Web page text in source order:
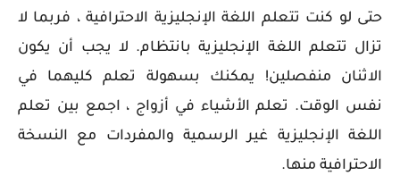
حتى لو كنت تتعلم اللغة الإنجليزية الاحترافية ، فربما لا
تزال تتعلم اللغة الإنجليزية بانتظام. لا يجب أن يكون
الاثنان منفصلين! يمكنك بسهولة تعلم كليهما في
نفس الوقت. تعلم الأشياء في أزواج ، اجمع بين تعلم
اللغة الإنجليزية غير الرسمية والمفردات مع النسخة
الاحترافية منها.